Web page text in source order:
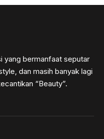
yang bermanfaat seputar
dan masih banyak lagi
“Beauty”.